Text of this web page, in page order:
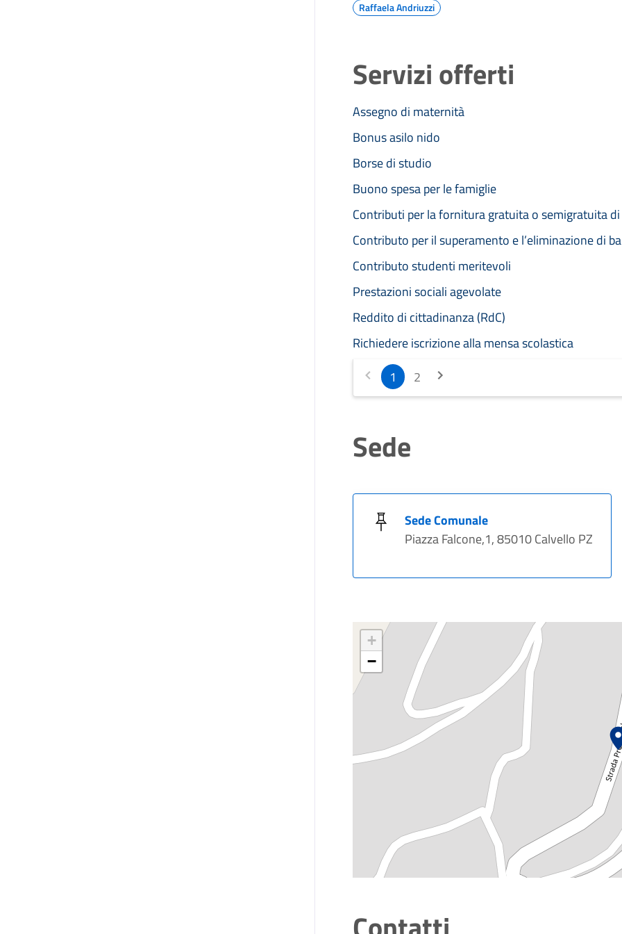
Raffaela Andriuzzi
Servizi offerti
Assegno di maternità
Bonus asilo nido
Borse di studio
Buono spesa per le famiglie
Contributi per la fornitura gratuita o semigratuita
Contributo per il superamento e l’eliminazione di
Contributo studenti meritevoli
Prestazioni sociali agevolate
Reddito di cittadinanza (RdC)
Richiedere iscrizione alla mensa scolastica
1
2
Sede
Sede Comunale
Piazza Falcone,1, 85010 Calvello PZ
+
−